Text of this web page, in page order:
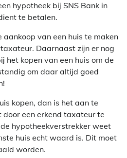
hypotheek bij SNS Bank in
te betalen.
aankoop van een huis te maken
Daarnaast zijn er nog
het kopen van een huis om de
om daar altijd goed
kopen, dan is het aan te
door een erkend taxateur te
hypotheekverstrekker weet
huis echt waard is. Dit moet
worden.